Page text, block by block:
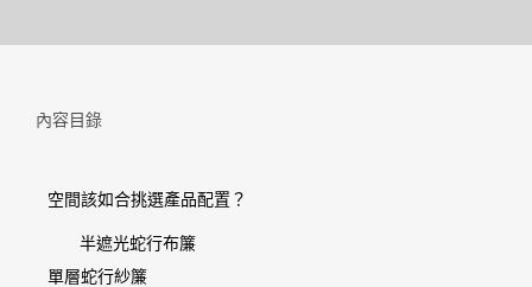
內容目錄
空間該如合挑選產品配置？
半遮光蛇行布簾
單層蛇行紗簾